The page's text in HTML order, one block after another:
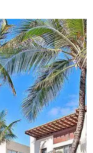
na
que tragam
e fazer um bom
que o
e informações